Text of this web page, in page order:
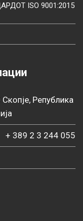
ISO 9001:2015
Република
+ 389 2 3 244 055